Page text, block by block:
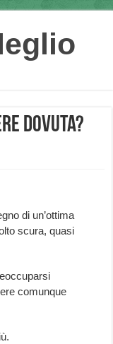
dovuta?
di un’ottima
scura, quasi
comunque